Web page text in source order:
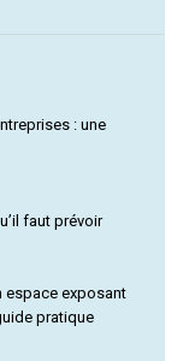
: une
faut prévoir
espace exposant
pratique